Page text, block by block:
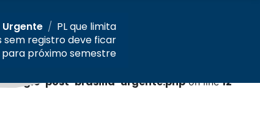
/ PL que limita
registro deve ficar
para próximo semestre
single-post-brasilia-urgente.phpon line12